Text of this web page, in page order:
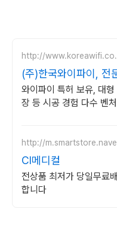
http://
(주)한국와이파이, 전
축
와이파이 특허 보유, 대
장 등 시공 경험 다수 벤
http://
CI메디컬
전상품 최저가 당일무료
합니다